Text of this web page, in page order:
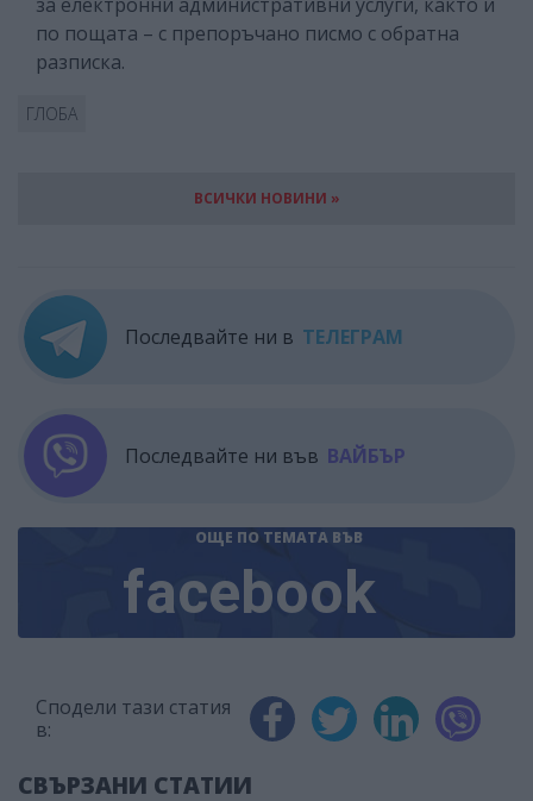
по пощата – с препоръчано писмо с обратна
разписка.
ГЛОБА
ВСИЧКИ НОВИНИ »
Последвайте ни в ТЕЛЕГРАМ
Последвайте ни във ВАЙБЪР
ОЩЕ ПО ТЕМАТА ВЪВ
facebook
Сподели тази статия
в:
СВЪРЗАНИ СТАТИИ